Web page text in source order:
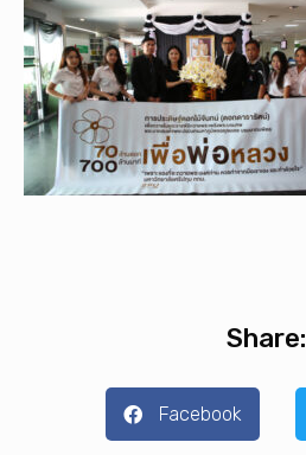
Share:
Facebook